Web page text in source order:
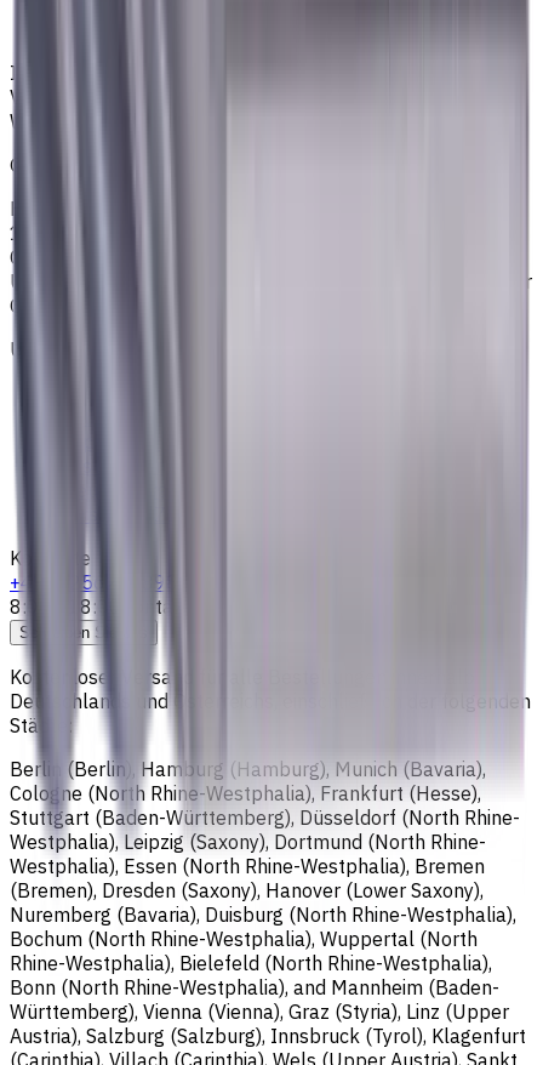
Ihr zuverlässiger Lieferant von Werkzeugen,
Verbrauchsmaterialien und Kühlschmierstoffen für CNC-
Werkzeugmaschinen in der Metallbearbeitung
©
E4B2B Gmbh (CNCmarket.de); Heisenbergstraße 5,
10587, Berlin, Deutschland; Registergericht: Amtsgericht
Charlottenburg; Handelsregisternummer: HRB 258196 B;
Umsatzsteuer-ID: DE364343215; Vertretungsberechtigter
Geschäftsführer: Sergey Sysoev
Über uns
Kontakte
+4915256247898
8:00 - 18:00
Kontaktieren Sie uns
Schreiben Sie uns
Kostenloser Versand für alle Bestellungen innerhalb
Deutschlands und Österreichs, einschließlich der folgenden
Städte:
Berlin (Berlin), Hamburg (Hamburg), Munich (Bavaria),
Cologne (North Rhine-Westphalia), Frankfurt (Hesse),
Stuttgart (Baden-Württemberg), Düsseldorf (North Rhine-
Westphalia), Leipzig (Saxony), Dortmund (North Rhine-
Westphalia), Essen (North Rhine-Westphalia), Bremen
(Bremen), Dresden (Saxony), Hanover (Lower Saxony),
Nuremberg (Bavaria), Duisburg (North Rhine-Westphalia),
Bochum (North Rhine-Westphalia), Wuppertal (North
Rhine-Westphalia), Bielefeld (North Rhine-Westphalia),
Bonn (North Rhine-Westphalia), and Mannheim (Baden-
Württemberg), Vienna (Vienna), Graz (Styria), Linz (Upper
Austria), Salzburg (Salzburg), Innsbruck (Tyrol), Klagenfurt
(Carinthia), Villach (Carinthia), Wels (Upper Austria), Sankt